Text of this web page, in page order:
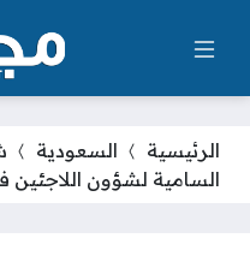
الرئيسية السعودية
السامية لشؤون اللاجئين في